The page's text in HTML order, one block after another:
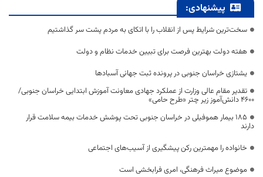
پیشنهادی:
سخت‌ترین شرایط پس از انقلاب را با اتکای به مردم پشت سر گذاشتیم
هفته دولت بهترین فرصت برای تبیین خدمات نظام و دولت
یشتازی خراسان جنوبی در پرونده ثبت جهانی آسبادها
تقدیر مقام عالی وزارت از عملکرد جهادی معاونت آموزش ابتدایی خراسان جنوبی/
۴۶۰۰ دانش‌آموز زیر چتر «طرح حامی»
۱۸۵ بیمار هموفیلی در خراسان جنوبی تحت پوشش خدمات بیمه سلامت قرار
دارند
خانواده را مهمترین رکن پیشگیری از آسیب‌های اجتماعی
موضوع میراث فرهنگی، امری فرابخشی است